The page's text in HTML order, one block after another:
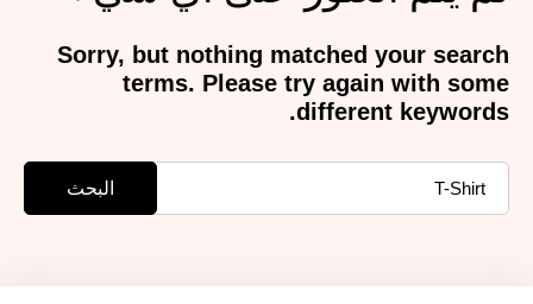
Sorry, but nothing matched your search
terms. Please try again with some
different keywords.
البحث